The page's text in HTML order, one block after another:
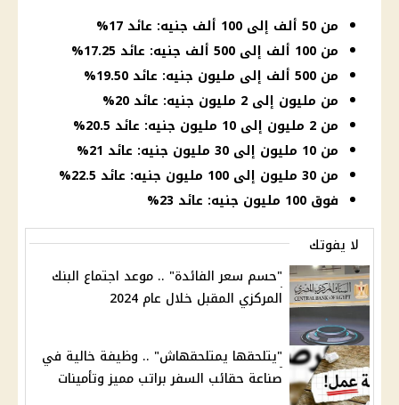
من 50 ألف إلى 100 ألف جنيه: عائد 17%
من 100 ألف إلى 500 ألف جنيه: عائد 17.25%
من 500 ألف إلى مليون جنيه: عائد 19.50%
من مليون إلى 2 مليون جنيه: عائد 20%
من 2 مليون إلى 10 مليون جنيه: عائد 20.5%
من 10 مليون إلى 30 مليون جنيه: عائد 21%
من 30 مليون إلى 100 مليون جنيه: عائد 22.5%
فوق 100 مليون جنيه: عائد 23%
لا يفوتك
"حسم سعر الفائدة" .. موعد اجتماع البنك
المركزي المقبل خلال عام 2024
"يتلحقها يمتلحقهاش" .. وظيفة خالية في
صناعة حقائب السفر براتب مميز وتأمينات